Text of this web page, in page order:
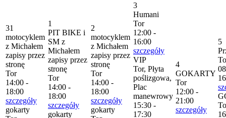
31
motocyklem
z Michałem
zapisy przez
stronę
Tor
14:00 -
18:00
szczegóły
gokarty
1
PIT BIKE i
SM z
Michałem
zapisy przez
stronę
Tor
14:00 -
18:00
szczegóły
gokarty
2
motocyklem
z Michałem
zapisy przez
stronę
Tor
14:00 -
18:00
szczegóły
gokarty
3
Humani
Tor
12:00 -
16:00
szczegóły
VIP
Tor, Płyta
poślizgowa,
Plac
manewrowy
15:30 -
17:30
4
GOKARTY
Tor
12:00 -
21:00
szczegóły
5